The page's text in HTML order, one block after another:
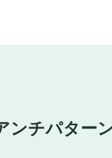
ンチパター